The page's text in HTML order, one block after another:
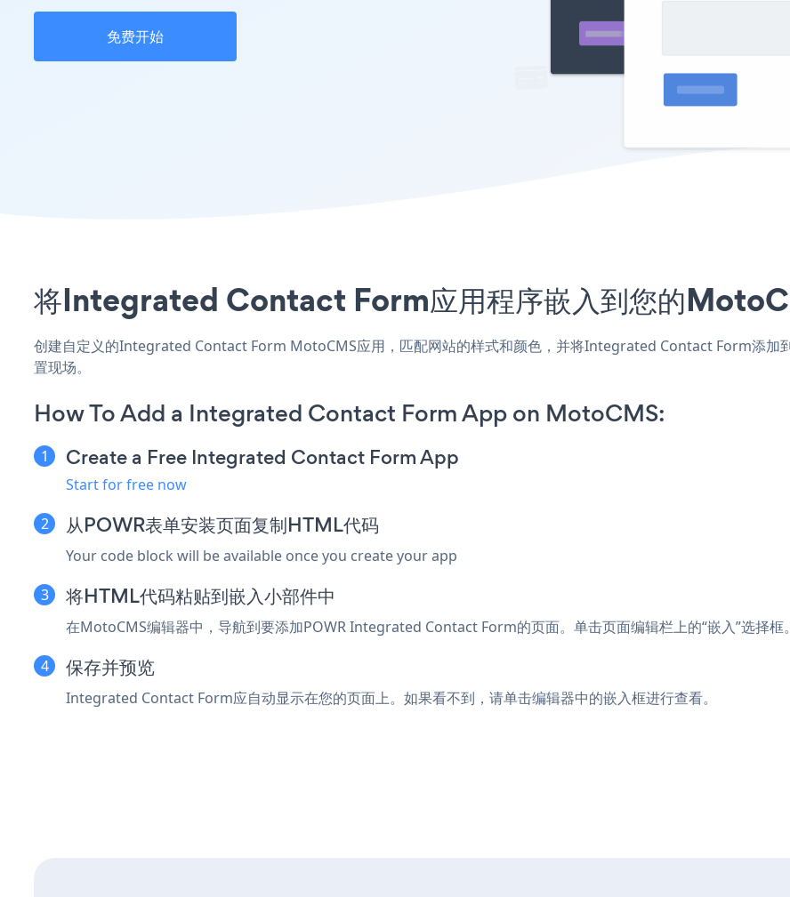
免费开始
将Integrated Contact Form应用程序嵌入到您的
创建自定义的Integrated Contact Form MotoCMS应用，匹配网站的样式和颜色，并将Integrated Contact Form添加
置现场。
How To Add a Integrated Contact Form App on MotoCMS:
Create a Free Integrated Contact Form App
Start for free now
从POWR表单安装页面复制HTML代码
Your code block will be available once you create your app
将HTML代码粘贴到嵌入小部件中
在MotoCMS编辑器中，导航到要添加POWR Integrated Contact Form的页面。单击页面编辑栏上的“嵌入”选择框
保存并预览
Integrated Contact Form应自动显示在您的页面上。如果看不到，请单击编辑器中的嵌入框进行查看。